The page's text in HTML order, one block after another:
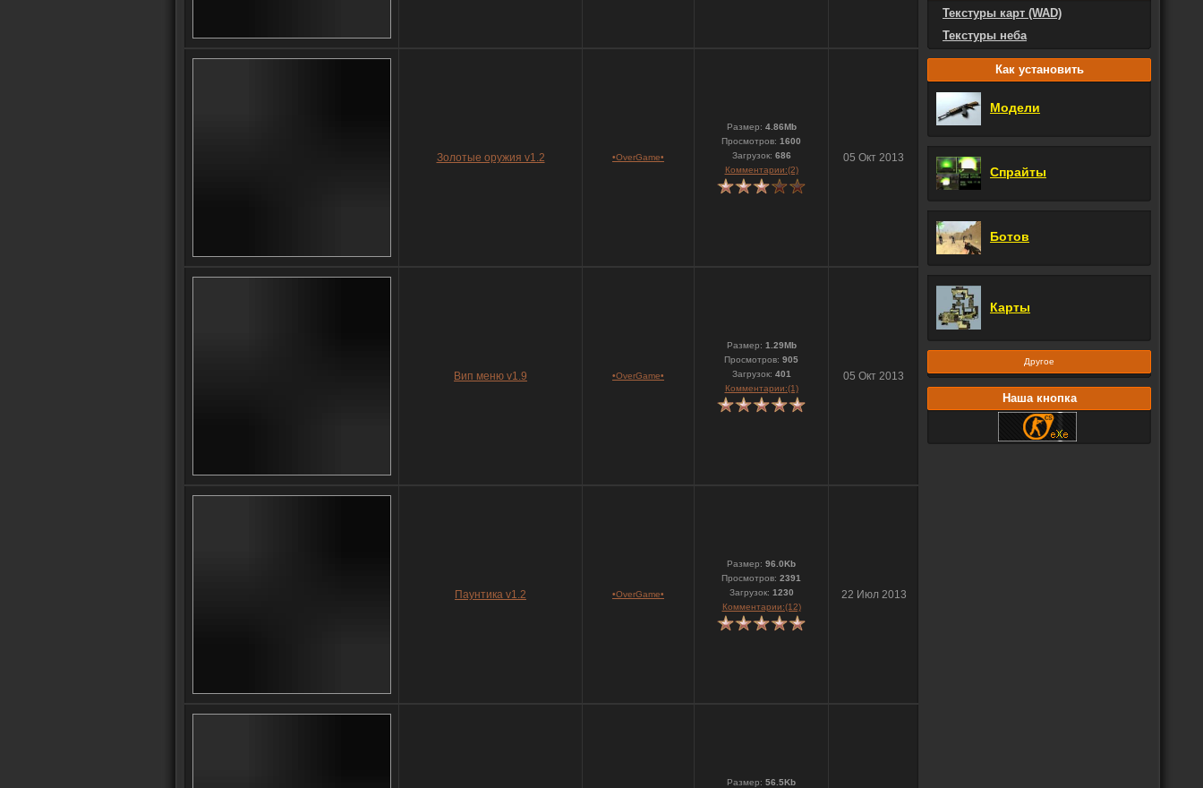
Золотые оружия v1.2 •OverGame•
Размер: 4.86Mb
Просмотров: 1600
Загрузок: 686
Комментарии:(2)
05 Окт 2013
Вип меню v1.9 •OverGame•
Размер: 1.29Mb
Просмотров: 905
Загрузок: 401
Комментарии:(1)
05 Окт 2013
Паунтика v1.2 •OverGame•
Размер: 96.0Kb
Просмотров: 2391
Загрузок: 1230
Комментарии:(12)
22 Июл 2013
Размер: 56.5Kb
Текстуры карт (WAD)
Текстуры неба
Как установить
Модели
Спрайты
Ботов
Карты
Другое
Наша кнопка